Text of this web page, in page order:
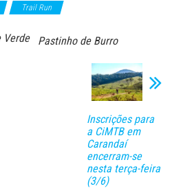
Trail Run
Verde Pastinho de Burro
Inscrições para
a CiMTB em
Carandaí
encerram-se
nesta terça-feira
(3/6)